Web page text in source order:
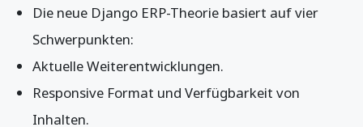
Die neue Django ERP-Theorie basiert auf vier
Schwerpunkten:
Aktuelle Weiterentwicklungen.
Responsive Format und Verfügbarkeit von
Inhalten.